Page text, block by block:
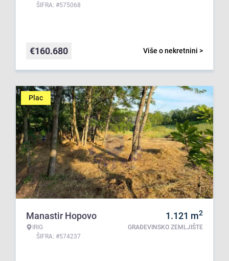
ŠIFRA: #575068
Više o nekretnini >
€160.680
Plac
Manastir Hopovo
IRIG
ŠIFRA: #574237
1.121 m2
GRAĐEVINSKO ZEMLJIŠTE